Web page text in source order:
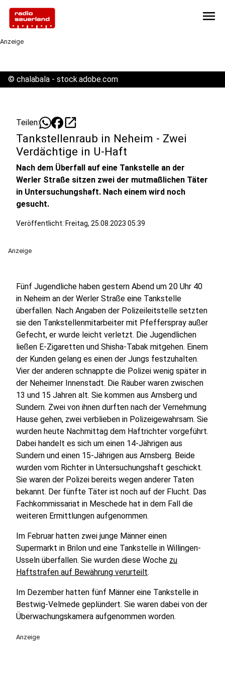
menu
Anzeige
© chalabala - stock.adobe.com
Teilen: open_in_new
Tankstellenraub in Neheim - Zwei
Verdächtige in U-Haft
Nach dem Überfall auf eine Tankstelle an der
Werler Straße sitzen zwei der mutmaßlichen Täter
in Untersuchungshaft. Nach einem wird noch
gesucht.
Veröffentlicht: Freitag, 25.08.2023 05:39
Anzeige
Fünf Jugendliche haben gestern Abend um 20 Uhr 40
in Neheim an der Werler Straße eine Tankstelle
überfallen. Nach Angaben der Polizeileitstelle setzten
sie den Tankstellenmitarbeiter mit Pfefferspray außer
Gefecht, er wurde leicht verletzt. Die Jugendlichen
ließen E-Zigaretten und Shisha-Tabak mitgehen. Einem
der Kunden gelang es einen der Jungs festzuhalten.
Vier der anderen schnappte die Polizei wenig später in
der Neheimer Innenstadt. Die Räuber waren zwischen
13 und 15 Jahren alt. Sie kommen aus Arnsberg und
Sundern. Zwei von ihnen durften nach der Vernehmung
Hause gehen, zwei verblieben in Polizeigewahrsam. Sie
wurden heute Nachmittag dem Haftrichter vorgeführt.
Dabei handelt es sich um einen 14-Jährigen aus
Sundern und einen 15-Jährigen aus Arnsberg. Beide
wurden vom Richter in Untersuchungshaft geschickt.
Sie waren der Polizei bereits wegen anderer Taten
bekannt. Der fünfte Täter ist noch auf der Flucht. Das
Fachkommissariat in Meschede hat in dem Fall die
weiteren Ermittlungen aufgenommen.
Im Februar hatten zwei junge Männer einen
Supermarkt in Brilon und eine Tankstelle in Willingen-
Usseln überfallen. Sie wurden diese Woche zu
Haftstrafen auf Bewährung verurteilt.
Im Dezember hatten fünf Männer eine Tankstelle in
Bestwig-Velmede geplündert. Sie waren dabei von der
Überwachungskamera aufgenommen worden.
Anzeige